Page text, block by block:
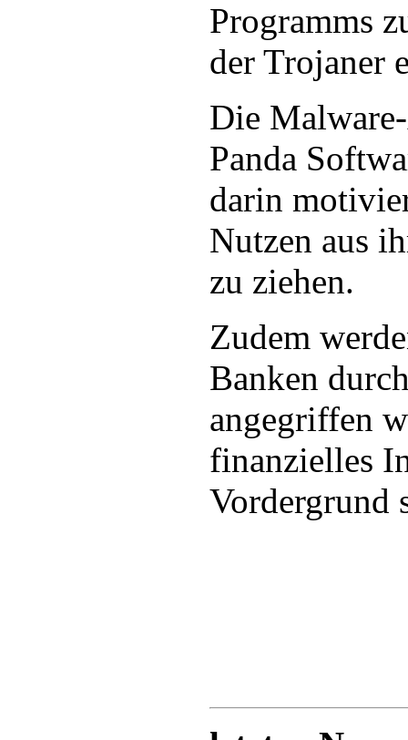
Programms
der Trojaner
Die
Panda
darin
Nutzen aus
zu ziehen.
Zudem
Banken
angegriffen
finanzielles
Vordergrund